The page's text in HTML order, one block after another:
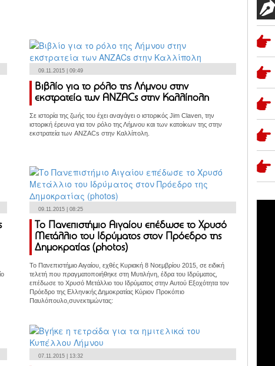
09.11.2015 | 09:49
Βιβλίο για το ρόλο της Λήμνου στην
εκστρατεία των ANZACs στην Καλλίπολη
Σε ιστορία της ζωής του έχει αναγάγει ο ιστορικός Jim Claven, την
ιστορική έρευνα για τον ρόλο της Λήμνου και των κατοίκων της στην
εκστρατεία των ANZACs στην Καλλίπολη.
09.11.2015 | 08:25
Το Πανεπιστήμιο Αιγαίου επέδωσε το Χρυσό
Μετάλλιο του Ιδρύματος στον Πρόεδρο της
Δημοκρατίας (photos)
Το Πανεπιστήμιο Αιγαίου, εχθές Κυριακή 8 Νοεμβρίου 2015, σε ειδική
τελετή που πραγματοποιήθηκε στη Μυτιλήνη, έδρα του Ιδρύματος,
επέδωσε το Χρυσό Μετάλλιο του Ιδρύματος στην Αυτού Εξοχότητα τον
Πρόεδρο της Ελληνικής Δημοκρατίας Κύριον Προκόπιο
Παυλόπουλο,συνεκτιμώντας:
07.11.2015 | 13:32